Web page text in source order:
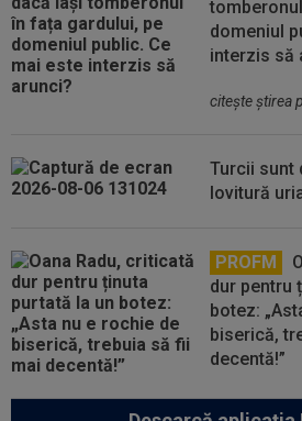
domeniul
interzis să
citeşte ştirea
Turcii sunt
lovitură
PROFM
dur pentru
botez:
biserică,
decentă!”